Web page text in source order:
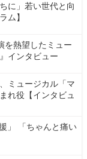
に」若い世代と向
ム】
を熱望したミュー
インタビュー
ミュージカル「マ
れ役【インタビュ
」 「ちゃんと痛い